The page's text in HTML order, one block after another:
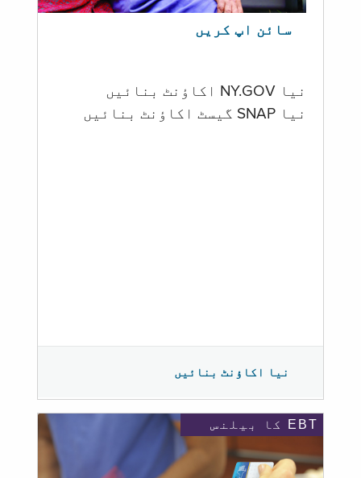
سائن اپ کریں
نیا NY.GOV اکاؤنٹ بنائیں
نیا SNAP گیسٹ اکاؤنٹ بنائیں
نیا اکاؤنٹ بنائیں
EBT کا بیلنس